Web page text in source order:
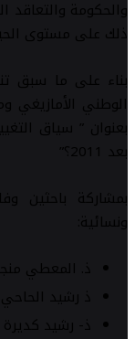
ذلك على مستوى
بناء على ما سبق
الوطني الأمازيغي
بعنوان ” سياق
بعد 2011؟”
بمشاركة باحثين
ونسائية:
ذ. المعطي
ذ رشيد الحاحي
ذ- رشيد كديرة